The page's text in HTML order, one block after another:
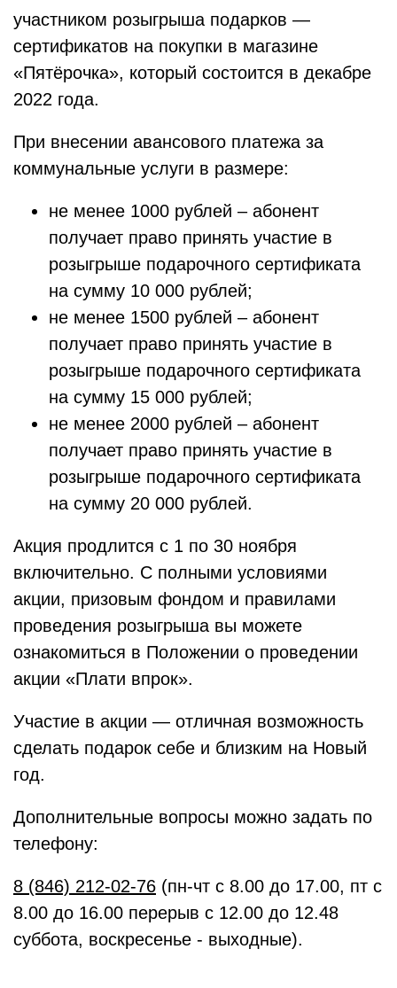
участником розыгрыша подарков —
сертификатов на покупки в магазине
«Пятёрочка», который состоится в декабре
2022 года.
При внесении авансового платежа за
коммунальные услуги в размере:
не менее 1000 рублей – абонент
получает право принять участие в
розыгрыше подарочного сертификата
на сумму 10 000 рублей;
не менее 1500 рублей – абонент
получает право принять участие в
розыгрыше подарочного сертификата
на сумму 15 000 рублей;
не менее 2000 рублей – абонент
получает право принять участие в
розыгрыше подарочного сертификата
на сумму 20 000 рублей.
Акция продлится с 1 по 30 ноября
включительно. С полными условиями
акции, призовым фондом и правилами
проведения розыгрыша вы можете
ознакомиться в Положении о проведении
акции «Плати впрок».
Участие в акции — отличная возможность
сделать подарок себе и близким на Новый
год.
Дополнительные вопросы можно задать по
телефону:
8 (846) 212-02-76 (пн-чт с 8.00 до 17.00, пт с
8.00 до 16.00 перерыв с 12.00 до 12.48
суббота, воскресенье - выходные).